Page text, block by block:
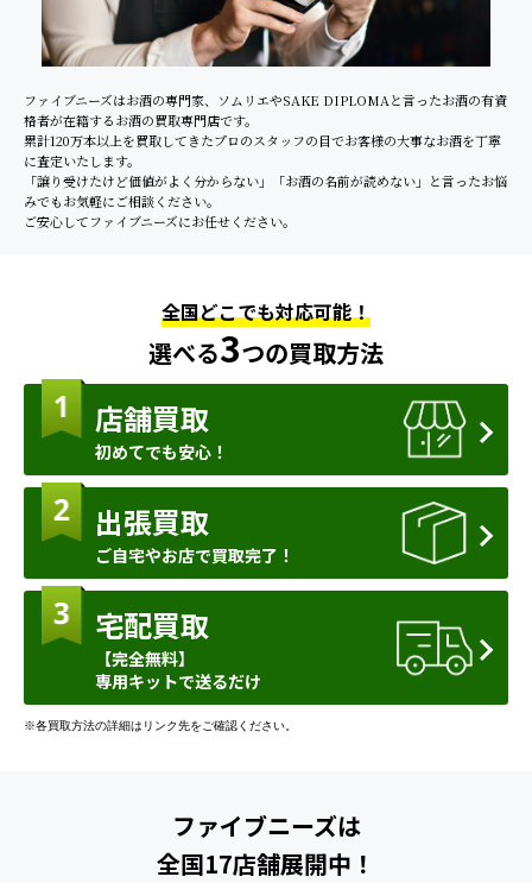
ファイブニーズはお酒の専門家、ソムリエやSAKE DIPLOMAと言ったお酒の有資
格者が在籍するお酒の買取専門店です。
累計120万本以上を買取してきたプロのスタッフの目でお客様の大事なお酒を丁寧
に査定いたします。
「譲り受けたけど価値がよく分からない」「お酒の名前が読めない」と言ったお悩
みでもお気軽にご相談ください。
ご安心してファイブニーズにお任せください。
全国どこでも対応可能！
選べる3つの買取方法
店舗買取
初めてでも安心！
出張買取
ご自宅やお店で買取完了！
宅配買取
【完全無料】
専用キットで送るだけ
※各買取方法の詳細はリンク先をご確認ください。
ファイブニーズは
全国17店舗展開中！